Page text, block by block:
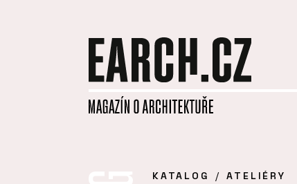
KATALOG ATELIÉRY